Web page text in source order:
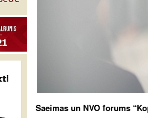
Saeimas un NVO forums